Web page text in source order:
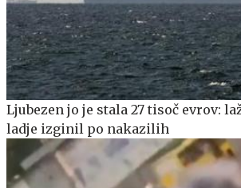
Ljubezen jo je stala 27 tisoč evrov:
ladje izginil po nakazilih